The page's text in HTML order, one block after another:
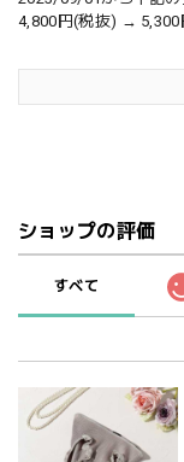
4,800円(税抜) → 5,300
ショップの評価
すべて